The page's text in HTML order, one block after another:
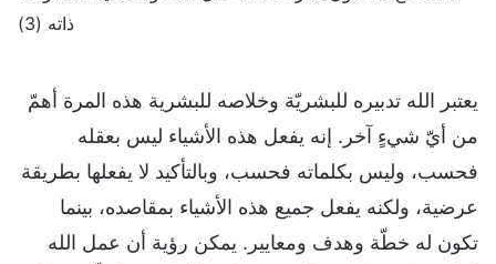
ذاته (3)
يعتبر الله تدبيره للبشريّة وخلاصه للبشرية هذه المرة أهمّ
من أيّ شيءٍ آخر. إنه يفعل هذه الأشياء ليس بعقله
فحسب، وليس بكلماته فحسب، وبالتأكيد لا يفعلها بطريقة
عرضية، ولكنه يفعل جميع هذه الأشياء بمقاصده، بينما
تكون له خطّة وهدف ومعايير. يمكن رؤية أن عمل الله